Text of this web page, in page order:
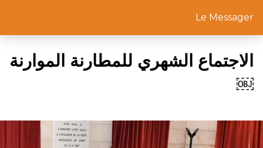
Le Messager
الاجتماع الشهري للمطارنة الموارنة
￼